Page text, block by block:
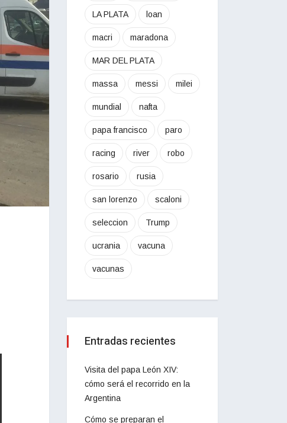
LA PLATA loan
macri maradona
MAR DEL PLATA
massa messi milei
mundial nafta
papa francisco paro
racing river robo
rosario rusia
san lorenzo scaloni
seleccion Trump
ucrania vacuna
vacunas
Entradas recientes
Visita del papa León XIV:
cómo será el recorrido en la
Argentina
Cómo se preparan el